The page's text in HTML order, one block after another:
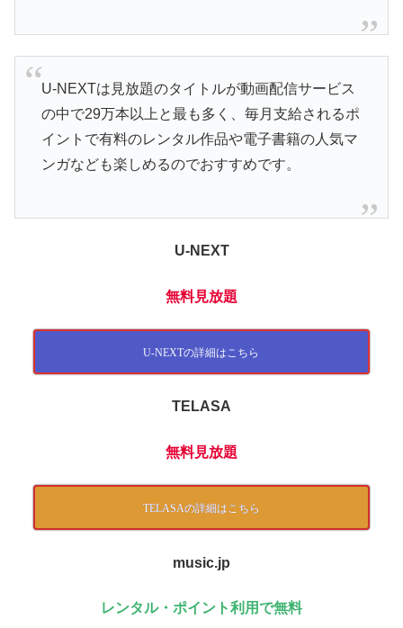
U-NEXTは見放題のタイトルが動画配信サービス
の中で29万本以上と最も多く、毎月支給されるポ
イントで有料のレンタル作品や電子書籍の人気マ
ンガなども楽しめるのでおすすめです。
U-NEXT
無料見放題
U-NEXTの詳細はこちら
TELASA
無料見放題
TELASAの詳細はこちら
music.jp
レンタル・ポイント利用で無料